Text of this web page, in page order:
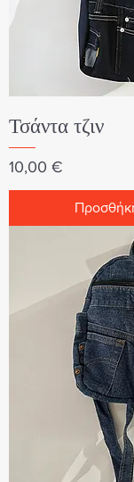
Τσάντα τζιν
Τιμή
10,00 €